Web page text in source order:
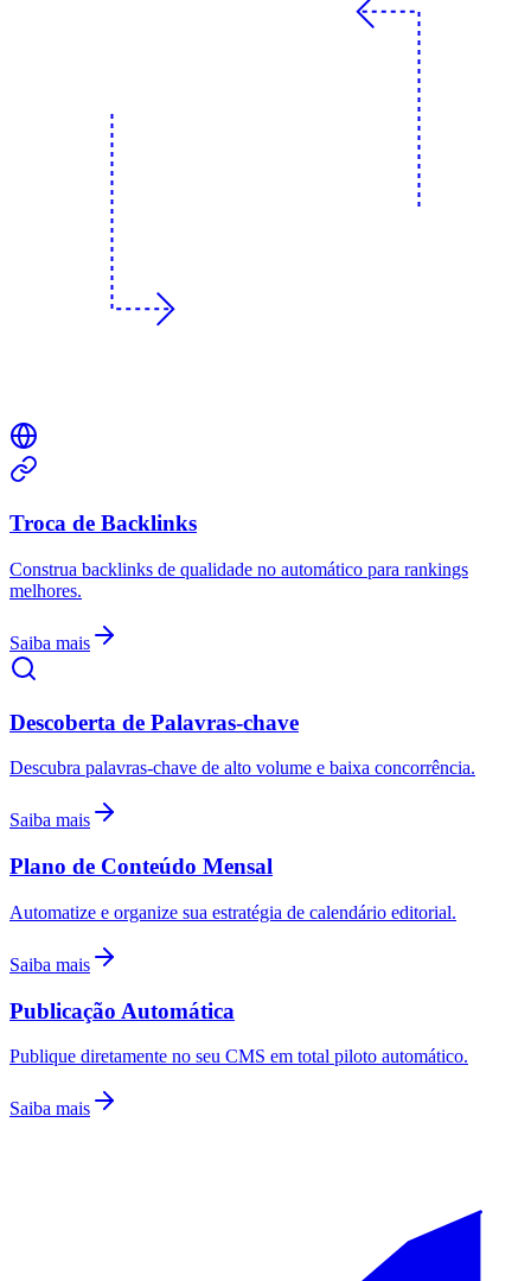
Troca de Backlinks
Construa backlinks de qualidade no automático para rankings
melhores.
Saiba mais
Descoberta de Palavras-chave
Descubra palavras-chave de alto volume e baixa concorrência.
Saiba mais
Plano de Conteúdo Mensal
Automatize e organize sua estratégia de calendário editorial.
Saiba mais
Publicação Automática
Publique diretamente no seu CMS em total piloto automático.
Saiba mais